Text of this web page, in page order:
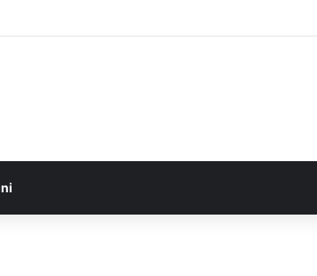
Berikut 4 Tim Lolos ke Semifinal Piala AFF U-17 2026